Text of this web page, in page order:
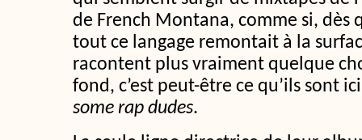
de French Montana, comme si, dès
tout ce langage remontait à la
racontent plus vraiment quelque
fond, c’est peut-être ce qu’ils sont
some rap dudes.